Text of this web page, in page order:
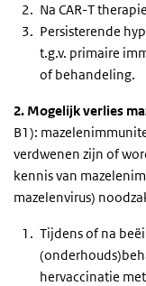
Na CAR-T therapie
Persisterende
t.g.v. primaire
of behandeling.
2. Mogelijk verlies
B1):
verdwenen zijn of
kennis van
mazelenvirus)
Tijdens of na
hervaccinatie